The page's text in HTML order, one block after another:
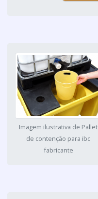
Imagem ilustrativa de Pallet
de contenção para ibc
fabricante